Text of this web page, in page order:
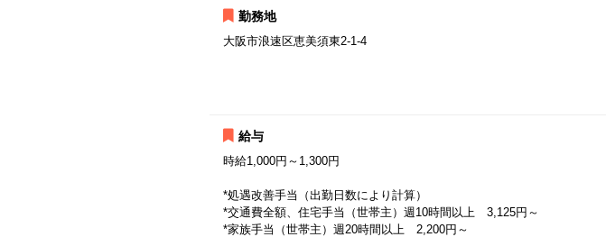
勤務地
大阪市浪速区恵美須東2-1-4
給与
時給1,000円～1,300円
*処遇改善手当（出勤日数により計算）
*交通費全額、住宅手当（世帯主）週10時間以上 3,125円～
*家族手当（世帯主）週20時間以上 2,200円～